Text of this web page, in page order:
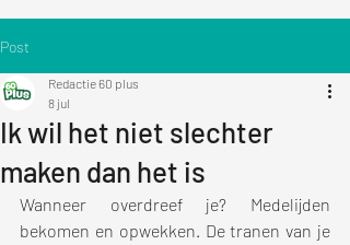
Post
Ik wil het niet slechter
maken dan het is
Redactie 60 plus
8 jul
Wanneer overdreef je? Medelijden
bekomen en opwekken. De tranen van je